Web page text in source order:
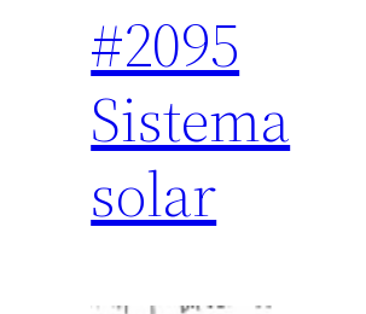
#2095
Sistema
solar